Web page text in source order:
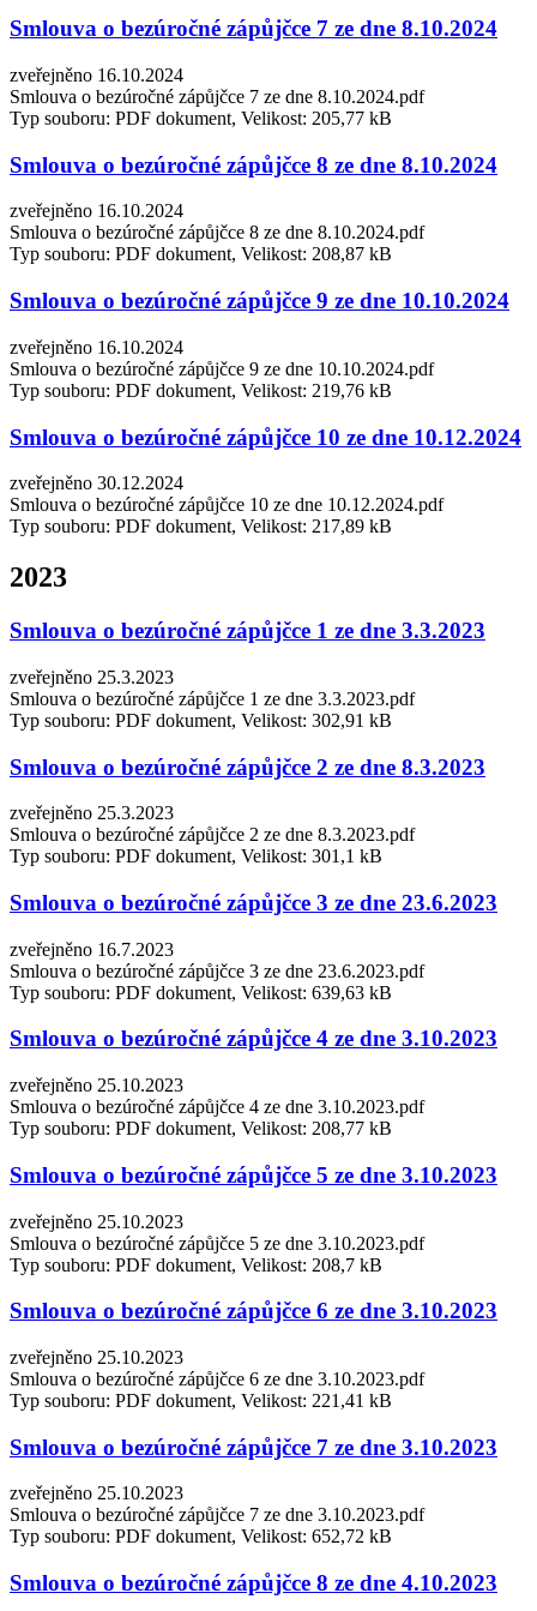
Smlouva o bezúročné zápůjčce 7 ze dne 8.10.2024
zveřejněno 16.10.2024
Smlouva o bezúročné zápůjčce 7 ze dne 8.10.2024.pdf
Typ souboru: PDF dokument, Velikost: 205,77 kB
Smlouva o bezúročné zápůjčce 8 ze dne 8.10.2024
zveřejněno 16.10.2024
Smlouva o bezúročné zápůjčce 8 ze dne 8.10.2024.pdf
Typ souboru: PDF dokument, Velikost: 208,87 kB
Smlouva o bezúročné zápůjčce 9 ze dne 10.10.2024
zveřejněno 16.10.2024
Smlouva o bezúročné zápůjčce 9 ze dne 10.10.2024.pdf
Typ souboru: PDF dokument, Velikost: 219,76 kB
Smlouva o bezúročné zápůjčce 10 ze dne 10.12.2024
zveřejněno 30.12.2024
Smlouva o bezúročné zápůjčce 10 ze dne 10.12.2024.pdf
Typ souboru: PDF dokument, Velikost: 217,89 kB
2023
Smlouva o bezúročné zápůjčce 1 ze dne 3.3.2023
zveřejněno 25.3.2023
Smlouva o bezúročné zápůjčce 1 ze dne 3.3.2023.pdf
Typ souboru: PDF dokument, Velikost: 302,91 kB
Smlouva o bezúročné zápůjčce 2 ze dne 8.3.2023
zveřejněno 25.3.2023
Smlouva o bezúročné zápůjčce 2 ze dne 8.3.2023.pdf
Typ souboru: PDF dokument, Velikost: 301,1 kB
Smlouva o bezúročné zápůjčce 3 ze dne 23.6.2023
zveřejněno 16.7.2023
Smlouva o bezúročné zápůjčce 3 ze dne 23.6.2023.pdf
Typ souboru: PDF dokument, Velikost: 639,63 kB
Smlouva o bezúročné zápůjčce 4 ze dne 3.10.2023
zveřejněno 25.10.2023
Smlouva o bezúročné zápůjčce 4 ze dne 3.10.2023.pdf
Typ souboru: PDF dokument, Velikost: 208,77 kB
Smlouva o bezúročné zápůjčce 5 ze dne 3.10.2023
zveřejněno 25.10.2023
Smlouva o bezúročné zápůjčce 5 ze dne 3.10.2023.pdf
Typ souboru: PDF dokument, Velikost: 208,7 kB
Smlouva o bezúročné zápůjčce 6 ze dne 3.10.2023
zveřejněno 25.10.2023
Smlouva o bezúročné zápůjčce 6 ze dne 3.10.2023.pdf
Typ souboru: PDF dokument, Velikost: 221,41 kB
Smlouva o bezúročné zápůjčce 7 ze dne 3.10.2023
zveřejněno 25.10.2023
Smlouva o bezúročné zápůjčce 7 ze dne 3.10.2023.pdf
Typ souboru: PDF dokument, Velikost: 652,72 kB
Smlouva o bezúročné zápůjčce 8 ze dne 4.10.2023